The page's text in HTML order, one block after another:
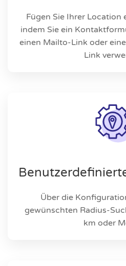
Fügen Sie Ihrer Location
indem Sie ein
einen Mailto-Link oder
Link
Über die
gewünschten Radius-
km oder